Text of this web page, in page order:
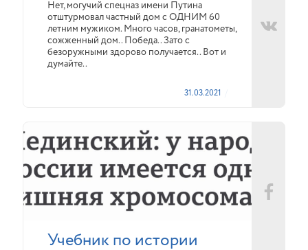
Нет, могучий спецназ имени Путина
отштурмовал частный дом с ОДНИМ 60
летним мужиком. Много часов, гранатометы,
сожженный дом.. Победа.. Зато с
безоружными здорово получается.. Вот и
думайте..
31.03.2021
Учебник по истории